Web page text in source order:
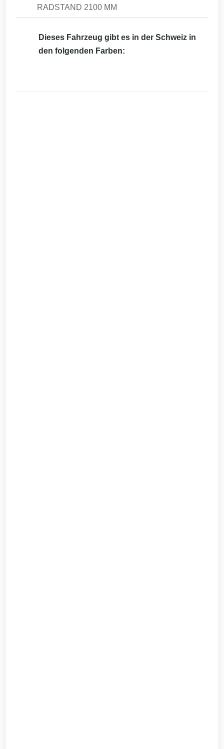
RADSTAND 2100 MM
Dieses Fahrzeug gibt es in der Schweiz in
den folgenden Farben: